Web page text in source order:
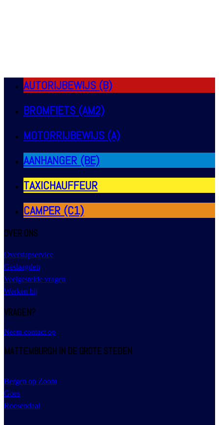
AUTORIJBEWIJS (B)
BROMFIETS (AM2)
MOTORRIJBEWIJS (A)
AANHANGER (BE)
TAXICHAUFFEUR
CAMPER (C1)
OVER ONS
Overstapservice
Geslaagden
Veelgestelde vragen
Werken bij
VRAGEN?
Neem contact op
MATTEMBURGH IN DE GROTE STEDEN
Bergen op Zoom
Goes
Roosendaal